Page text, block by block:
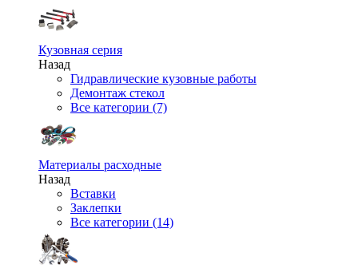
Кузовная серия
Назад
Гидравлические кузовные работы
Демонтаж стекол
Все категории (7)
Материалы расходные
Назад
Вставки
Заклепки
Все категории (14)